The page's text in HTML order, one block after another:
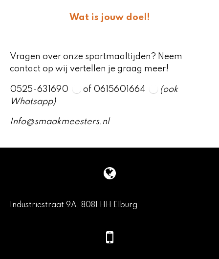
Wat is jouw doel!
Vragen over onze sportmaaltijden? Neem
contact op wij vertellen je graag meer!
0525-631690 of 0615601664
(ook
Whatsapp)
Info@smaakmeesters.nl
Industriestraat 9A, 8081 HH Elburg